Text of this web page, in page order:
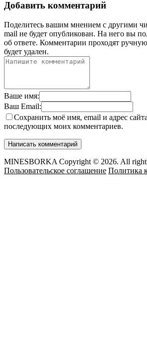
Добавить комментарий
Поделитесь вашим мнением с другими
mail не будет опубликован. На него вы
об ответе. Комментарии проходят
будет удален.
Ваше имя:
Ваш Email:
Сохранить моё имя, email и адрес
последующих моих комментариев.
MINESBORKA Copyright © 2026. All
Пользовательское соглашение Политика